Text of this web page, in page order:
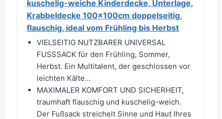
kuschelig-weiche Kinderdecke, Unterlage,
Krabbeldecke 100x100cm doppelseitig,
flauschig, ideal vom Frühling bis Herbst
VIELSEITIG NUTZBARER UNIVERSAL
FUSSSACK für den Frühling, Sommer,
Herbst. Ein Multitalent, der geschlossen vor
leichten Kälte...
MAXIMALER KOMFORT UND SICHERHEIT,
traumhaft flauschig und kuschelig-weich.
Der Fußsack streichelt Sinne und Haut Ihres